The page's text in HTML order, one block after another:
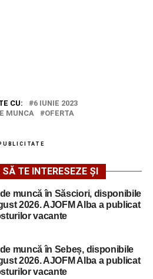
CU:
6 IUNIE 2023
MUNCA
OFERTA
TE INTERESEZE ȘI
muncă în Săsciori, disponibile
2026. AJOFM Alba a publicat
vacante
muncă în Sebeș, disponibile
2026. AJOFM Alba a publicat
vacante